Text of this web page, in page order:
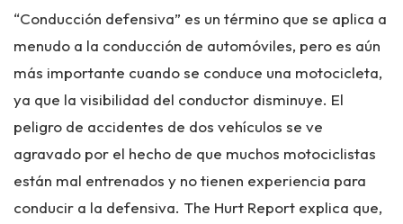
“Conducción defensiva” es un término que se aplica a
menudo a la conducción de automóviles, pero es aún
más importante cuando se conduce una motocicleta,
ya que la visibilidad del conductor disminuye. El
peligro de accidentes de dos vehículos se ve
agravado por el hecho de que muchos motociclistas
están mal entrenados y no tienen experiencia para
conducir a la defensiva. The Hurt Report explica que,